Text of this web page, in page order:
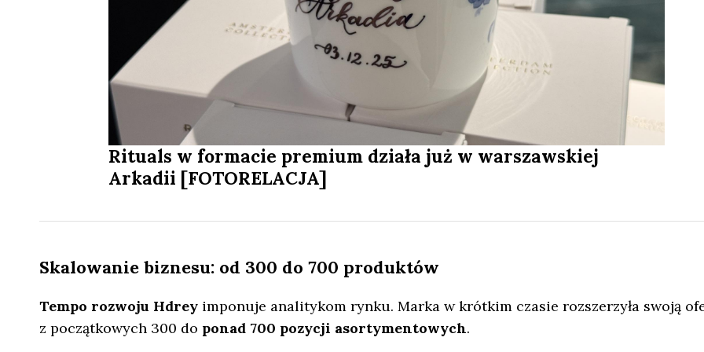
Rituals w formacie premium działa już w warszawskiej
Arkadii [FOTORELACJA]
Skalowanie biznesu: od 300 do 700 produktów
Tempo rozwoju Hdreyimponuje analitykom rynku. Marka w krótkim czasie rozszerzyła swoją
z początkowych 300 do ponad 700 pozycji asortymentowych.